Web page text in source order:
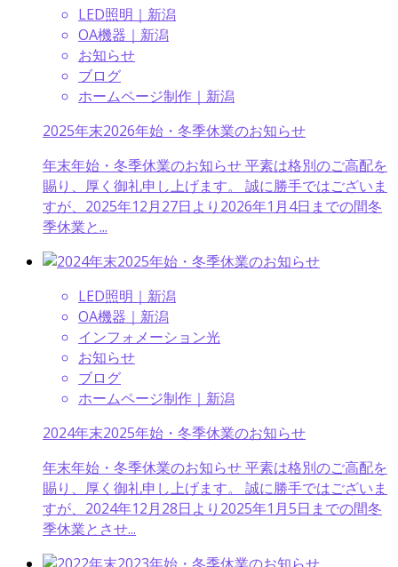
LED照明｜新潟
OA機器｜新潟
お知らせ
ブログ
ホームページ制作｜新潟
2025年末2026年始・冬季休業のお知らせ
年末年始・冬季休業のお知らせ 平素は格別のご高配を
賜り、厚く御礼申し上げます。 誠に勝手ではございま
すが、2025年12月27日より2026年1月4日までの間冬
季休業と...
LED照明｜新潟
OA機器｜新潟
インフォメーション光
お知らせ
ブログ
ホームページ制作｜新潟
2024年末2025年始・冬季休業のお知らせ
年末年始・冬季休業のお知らせ 平素は格別のご高配を
賜り、厚く御礼申し上げます。 誠に勝手ではございま
すが、2024年12月28日より2025年1月5日までの間冬
季休業とさせ...